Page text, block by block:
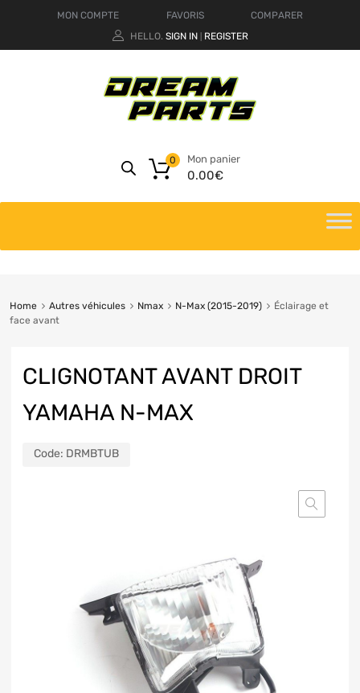
MON COMPTE FAVORIS
COMPARER
HELLO. SIGN IN REGISTER
Mon panier
0.00€
0
Home Autres véhicules Nmax N-Max (2015-2019)
Éclairage et
face avant
CLIGNOTANT AVANT DROIT
YAMAHA N-MAX
Code: DRMBTUB